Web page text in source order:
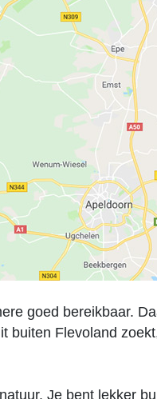
goed bereikbaar.
buiten Flevoland
Je bent lekker